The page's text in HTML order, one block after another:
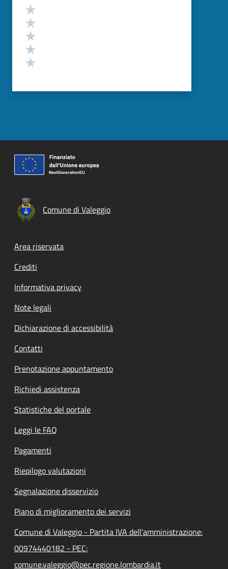
Valutazione
Comune di Valeggio
Footer menu
Area riservata
Crediti
Informativa privacy
Note legali
Dichiarazione di accessibilità
Contatti
Prenotazione appuntamento
Richiedi assistenza
Statistiche del portale
Leggi le FAQ
Pagamenti
Riepilogo valutazioni
Segnalazione disservizio
Piano di miglioramento dei servizi
Comune di Valeggio - Partita IVA dell'amministrazione:
00974440182 - PEC:
comune.valeggio@pec.regione.lombardia.it